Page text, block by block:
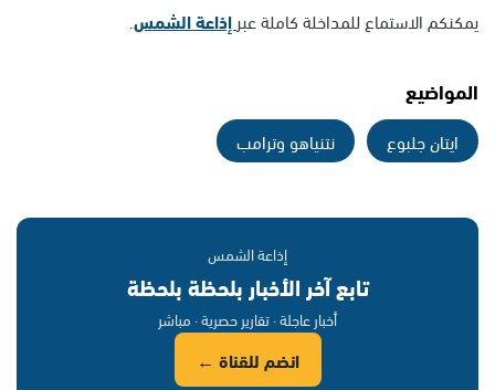
يمكنكم الاستماع للمداخلة كاملة عبرإذاعة الشمس.
المواضيع
ايتان جلبوع نتنياهو وترامب
إذاعة الشمس
تابع آخر الأخبار بلحظة بلحظة
أخبار عاجلة · تقارير حصرية · مباشر
انضم للقناة ←